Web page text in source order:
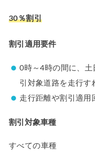
30％割引
割引適用要件
0時～4時の間に、土
引対象道路を走行す
走行距離や割引適用
割引対象車種
すべての車種